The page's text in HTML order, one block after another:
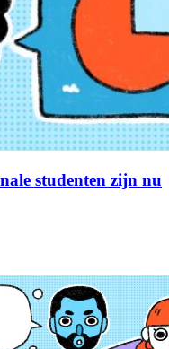
studenten zijn nu